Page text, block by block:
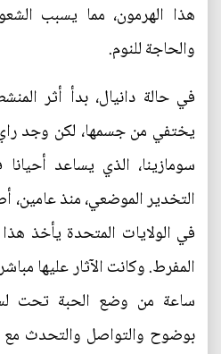
هذا الهرمون، مما يسبب
والحاجة للنوم.
في حالة دانيال، بدأ أثر
يختفي من جسمها، لكن وجد
سومازينا، الذي يساعد
التخدير الموضعي، منذ
في الولايات المتحدة يأخذ
المفرط. وكانت الآثار عليها
ساعة من وضع الحبة تحت
بوضوح والتواصل والتحدث